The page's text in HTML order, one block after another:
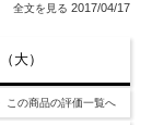
2017/04/17
大）
この商品の評価一覧へ